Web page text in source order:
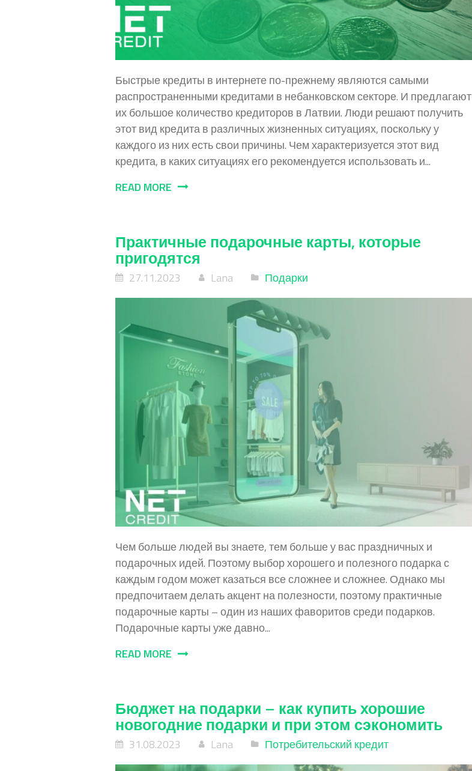
Быстрые кредиты в интернете по-прежнему являются самыми
распространенными кредитами в небанковском секторе. И предлагают
их большое количество кредиторов в Латвии. Люди решают получить
этот вид кредита в различных жизненных ситуациях, поскольку у
каждого из них есть свои причины. Чем характеризуется этот вид
кредита, в каких ситуациях его рекомендуется использовать и...
READ MORE
Практичные подарочные карты, которые
пригодятся
27.11.2023 Lana Подарки
Чем больше людей вы знаете, тем больше у вас праздничных и
подарочных идей. Поэтому выбор хорошего и полезного подарка с
каждым годом может казаться все сложнее и сложнее. Однако мы
предпочитаем делать акцент на полезности, поэтому практичные
подарочные карты – один из наших фаворитов среди подарков.
Подарочные карты уже давно...
READ MORE
Бюджет на подарки – как купить хорошие
новогодние подарки и при этом сэкономить
31.08.2023 Lana Потребительский кредит